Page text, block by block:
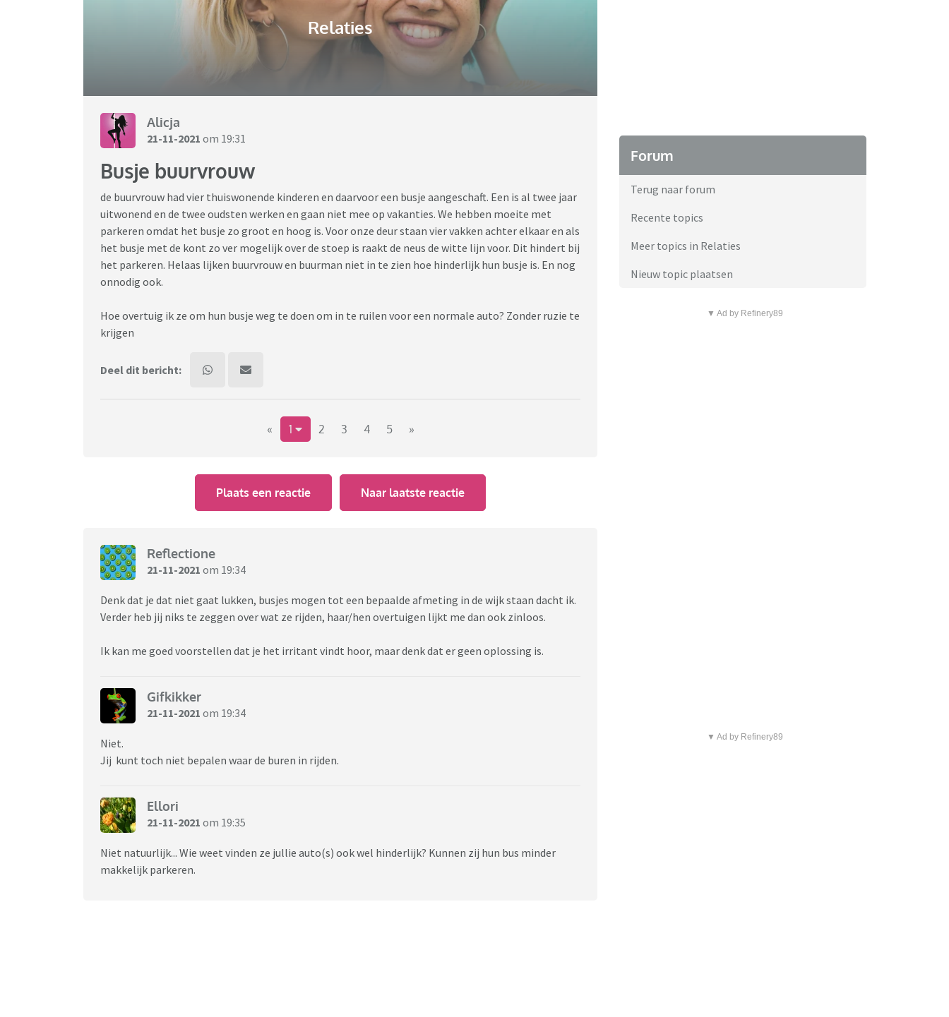
Relaties
Alicja
21-11-2021 om 19:31
Busje buurvrouw
de buurvrouw had vier thuiswonende kinderen en daarvoor een busje aangeschaft. Een is al twee jaar
uitwonend en de twee oudsten werken en gaan niet mee op vakanties. We hebben moeite met
parkeren omdat het busje zo groot en hoog is. Voor onze deur staan vier vakken achter elkaar en als
het busje met de kont zo ver mogelijk over de stoep is raakt de neus de witte lijn voor. Dit hindert bij
het parkeren. Helaas lijken buurvrouw en buurman niet in te zien hoe hinderlijk hun busje is. En nog
onnodig ook.
Hoe overtuig ik ze om hun busje weg te doen om in te ruilen voor een normale auto? Zonder ruzie te
krijgen
Deel dit bericht:
« 1 2 3 4 5 »
Plaats een reactie Naar laatste reactie
Reflectione
21-11-2021 om 19:34
Denk dat je dat niet gaat lukken, busjes mogen tot een bepaalde afmeting in de wijk staan dacht ik.
Verder heb jij niks te zeggen over wat ze rijden, haar/hen overtuigen lijkt me dan ook zinloos.
Ik kan me goed voorstellen dat je het irritant vindt hoor, maar denk dat er geen oplossing is.
Gifkikker
21-11-2021 om 19:34
Niet.
Jij kunt toch niet bepalen waar de buren in rijden.
Ellori
21-11-2021 om 19:35
Niet natuurlijk... Wie weet vinden ze jullie auto(s) ook wel hinderlijk? Kunnen zij hun bus minder
makkelijk parkeren.
Forum
Terug naar forum
Recente topics
Meer topics in Relaties
Nieuw topic plaatsen
▼ Ad by Refinery89
▼ Ad by Refinery89